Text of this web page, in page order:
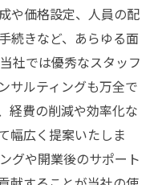
や価格設定、人員の配
続きなど、あらゆる面
社では優秀なスタッフ
サルティングも万全で
経費の削減や効率化な
幅広く提案いたしま
グや開業後のサポート